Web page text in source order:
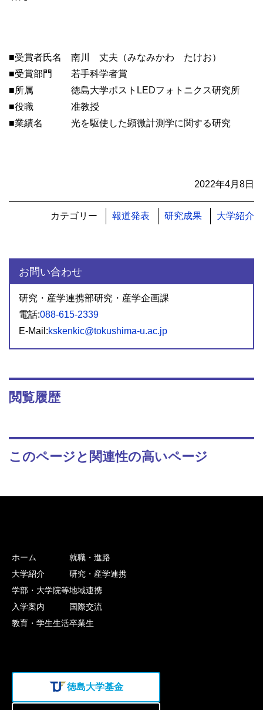
■受賞者氏名 南川 丈夫（みなみかわ たけお）
■受賞部門 若手科学者賞
■所属 徳島大学ポストLEDフォトニクス研究所
■役職 准教授
■業績名 光を駆使した顕微計測学に関する研究
2022年4月8日
カテゴリー 報道発表 研究成果 大学紹介
お問い合わせ
研究・産学連携部研究・産学企画課
電話:088-615-2339
E-Mail:kskenkic@tokushima-u.ac.jp
閲覧履歴
このページと関連性の高いページ
ホーム
大学紹介
学部・大学院等
入学案内
教育・学生生活
就職・進路
研究・産学連携
地域連携
国際交流
卒業生
徳島大学基金